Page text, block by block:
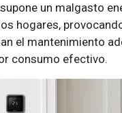
un malgasto
hogares,
el mantenimiento
consumo efectivo.